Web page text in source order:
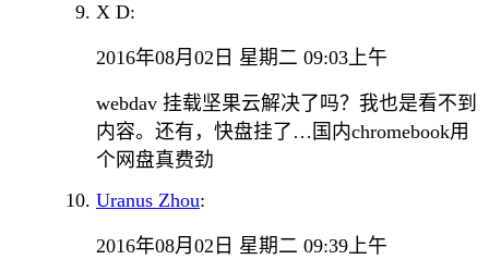
X D:
2016年08月02日 星期二 09:03上午
webdav 挂载坚果云解决了吗？我也是看不到
内容。还有，快盘挂了…国内chromebook用
个网盘真费劲
Uranus Zhou:
2016年08月02日 星期二 09:39上午